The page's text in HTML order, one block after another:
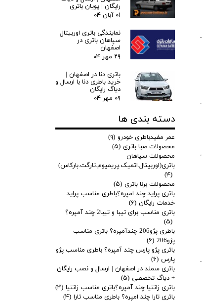
رایگان | پویان باتری
۰۱ آبان ۰۴
نمایندگی باتری اوربیتال
سپاهان باتری در
اصفهان
۲۹ مهر ۰۴
باتری دنا در اصفهان |
خرید باطری دنا با ارسال و
دیاگ رایگان
۰۹ مهر ۰۴
دسته بندی ها
عمر مفیدباطری خودرو (۹)
محصولات صبا باتری (۵)
محصولات سپاهان
باتری(اوربیتال.اتمیک.پریمیوم.تارگت.بارکاس)
(۴)
محصولات برنا باتری (۵)
باتری پراید چند امپره؟باطری مناسب پراید
خدمات رایگان (۶)
باتری مناسب برای تیبا و تیبا2 چند آمپره؟
(۵)
باطری پژو206 چندآمپره؟ باتری مناسب
پژو206
(۶)
باتری پژو پارس چند آمپره؟ باطری مناسب پژو
پارس (۶)
باتری سمند در اصفهان | ارسال و نصب رایگان
+ دیاگ تخصصی (۵)
باتری زانتیا چند آمپره؟باتری مناسب زانتیا (۴)
باتری تارا چند امپره؟ باطری مناسب تارا (۴)